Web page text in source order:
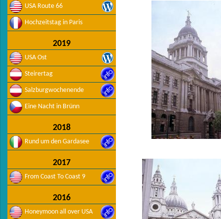
USA Route 66
Hochzeitstag in Paris
2019
USA Ost
Steirertag
Salzburgwochenende
Eine Nacht in Brünn
2018
Rund um den Gardasee
2017
From Coast To Coast 9
2016
Honeymoon all over USA